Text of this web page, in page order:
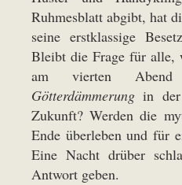
Ruhmesblatt abgibt, hat
seine erstklassige
Bleibt die Frage für alle,
am vierten Abend
Götterdämmerungin
Zukunft? Werden die
Ende überleben und für
Eine Nacht drüber
Antwort geben.